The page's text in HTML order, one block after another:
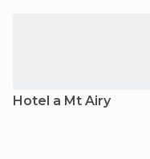
Hotel a Mt Airy